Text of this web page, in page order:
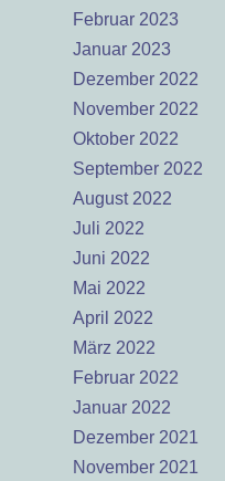
Februar 2023
Januar 2023
Dezember 2022
November 2022
Oktober 2022
September 2022
August 2022
Juli 2022
Juni 2022
Mai 2022
April 2022
März 2022
Februar 2022
Januar 2022
Dezember 2021
November 2021